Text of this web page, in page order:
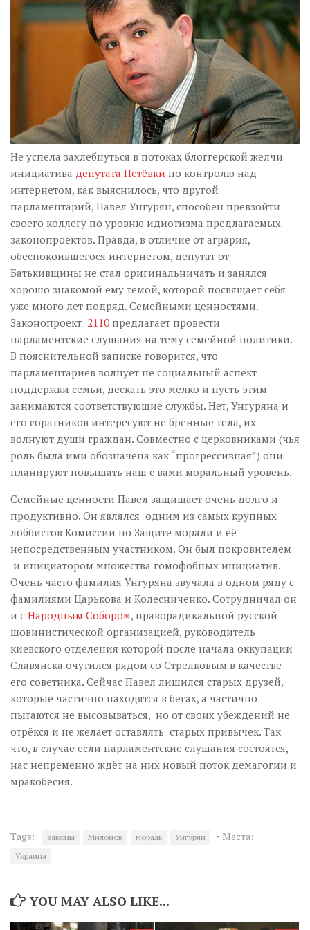
Візуальне
Inter/antinational
Не успела захлебнуться в потоках блоггерской желчи
инициатива депутата Петёвки по контролю над
интернетом, как выяснилось, что другой
парламентарий, Павел Унгурян, способен превзойти
своего коллегу по уровню идиотизма предлагаемых
законопроектов. Правда, в отличие от агрария,
обеспокоившегося интернетом, депутат от
Батькивщины не стал оригинальничать и занялся
хорошо знакомой ему темой, которой посвящает себя
уже много лет подряд. Семейными ценностями.
Законопроект 2110 предлагает провести
парламентские слушания на тему семейной политики.
В пояснительной записке говорится, что
парламентариев волнует не социальный аспект
поддержки семьи, дескать это мелко и пусть этим
занимаются соответствующие службы. Нет, Унгуряна и
его соратников интересуют не бренные тела, их
волнуют души граждан. Совместно с церковниками (чья
роль была ими обозначена как “прогрессивная”) они
планируют повышать наш с вами моральный уровень.
Семейные ценности Павел защищает очень долго и
продуктивно. Он являлся одним из самых крупных
лоббистов Комиссии по Защите морали и её
непосредственным участником. Он был покровителем
и инициатором множества гомофобных инициатив.
Очень часто фамилия Унгуряна звучала в одном ряду с
фамилиями Царькова и Колесниченко. Сотрудничал он
и с Народным Собором, праворадикальной русской
шовинистической организацией, руководитель
киевского отделения которой после начала оккупации
Славянска очутился рядом со Стрелковым в качестве
его советника. Сейчас Павел лишился старых друзей,
которые частично находятся в бегах, а частично
пытаются не высовываться, но от своих убеждений не
отрёкся и не желает оставлять старых привычек. Так
что, в случае если парламентские слушания состоятся,
нас непременно ждёт на них новый поток демагогии и
мракобесия.
Tags: законы Милонов мораль Унгурян · Места:
Украина
YOU MAY ALSO LIKE...